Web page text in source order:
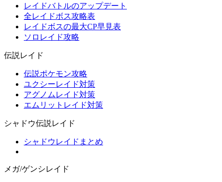
レイドバトルのアップデート
全レイドボス攻略表
レイドボスの最大CP早見表
ソロレイド攻略
伝説レイド
伝説ポケモン攻略
ユクシーレイド対策
アグノムレイド対策
エムリットレイド対策
シャドウ伝説レイド
シャドウレイドまとめ
メガ/ゲンシレイド